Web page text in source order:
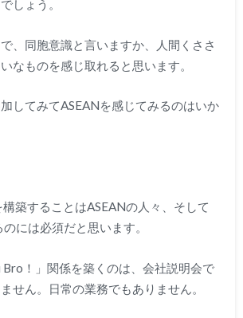
しょう。
、同胞意識と言いますか、人間くささ
なものを感じ取れると思います。
してみてASEANを感じてみるのはいか
構築することはASEANの人々、そして
には必須だと思います。
！」関係を築くのは、会社説明会で
せん。日常の業務でもありません。